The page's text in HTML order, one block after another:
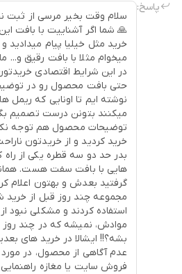
پاسخ:
سلام وقت بخیر مرسی از ثبت
🙏 شما اگر آشناییت با بافت
خرید مثل خیلیا پیام
میخوام مثلا با بافت رقیق و...
در این شرایط اقتصادی
حتی بافت محصول رو در
نوشته ایم تا اونایی که ریمل
میکنند بتونن درست تصمیم
توضیحات محصول هم توجه
خرید کردید و از خریدتون
بدر حد دو سه قطره یکی از راه
هایی با بافت سفت هست.
گرفتید بعدش و بهتون اعلام
مجموعه چند روز قبل از خرید
استفاده کردند و مشکلی نبود
موادش، نمیشه که در چند
بشه؟!! ایشالا در خرید های
عدم آگاهی از محصول، در مورد
فروش سایت یا مغازه